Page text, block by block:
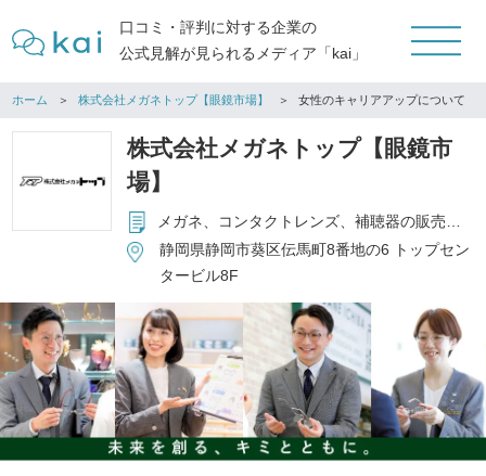
口コミ・評判に対する企業の
公式見解が見られるメディア「kai」
ホーム 株式会社メガネトップ【眼鏡市場】 女性のキャリアアップについて
株式会社メガネトップ【眼鏡市
場】
メガネ、コンタクトレンズ、補聴器の販売、その他関連商品の販売
静岡県静岡市葵区伝馬町8番地の6 トップセン
タービル8F